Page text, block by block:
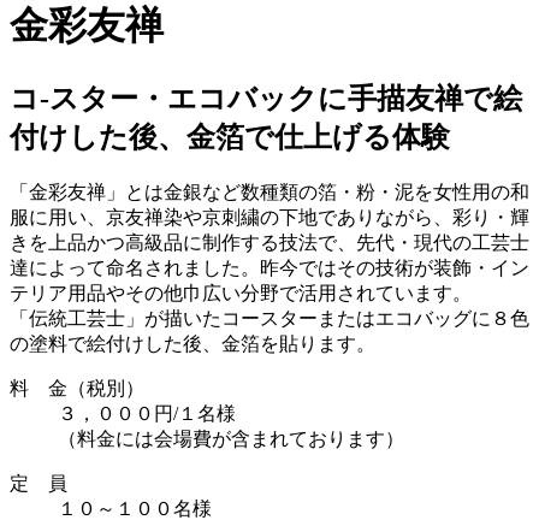
金彩友禅
コ-スター・エコバックに手描友禅で絵
付けした後、金箔で仕上げる体験
「金彩友禅」とは金銀など数種類の箔・粉・泥を女性用の和
服に用い、京友禅染や京刺繍の下地でありながら、彩り・輝
きを上品かつ高級品に制作する技法で、先代・現代の工芸士
達によって命名されました。昨今ではその技術が装飾・イン
テリア用品やその他巾広い分野で活用されています。
「伝統工芸士」が描いたコースターまたはエコバッグに８色
の塗料で絵付けした後、金箔を貼ります。
料 金（税別）
３，０００円/１名様
（料金には会場費が含まれております）
定 員
１０～１００名様